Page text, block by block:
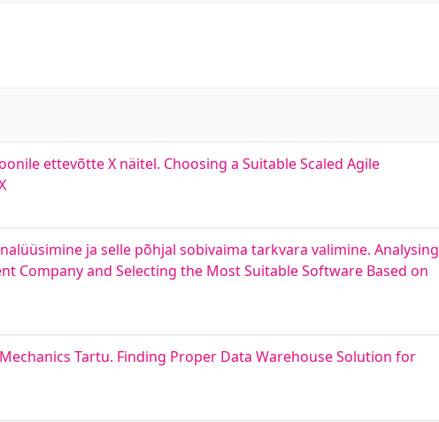
ettevõtte X näitel. Choosing a Suitable Scaled Agile
ja selle põhjal sobivaima tarkvara valimine. Analysing
Company and Selecting the Most Suitable Software Based on
Tartu. Finding Proper Data Warehouse Solution for